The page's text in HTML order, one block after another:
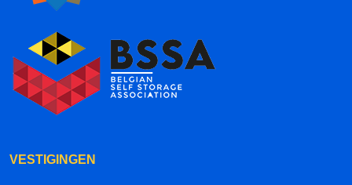
VESTIGINGEN